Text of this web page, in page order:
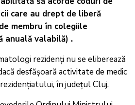
care au drept de liberă
membru în colegiile
anuală valabilă) .
rezidenți nu se eliberează
desfășoară activitate de medic
în județul Cluj.